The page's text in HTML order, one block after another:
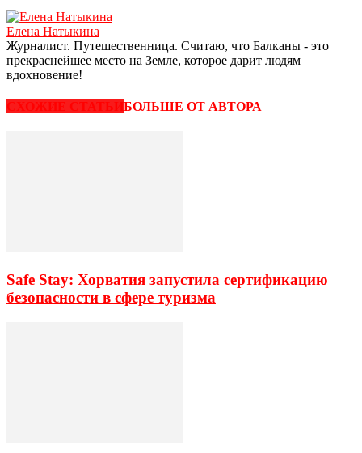
Елена Натыкина
Журналист. Путешественница. Считаю, что Балканы - это
прекраснейшее место на Земле, которое дарит людям
вдохновение!
СХОЖИЕ СТАТЬИБОЛЬШЕ ОТ АВТОРА
Safe Stay: Хорватия запустила сертификацию
безопасности в сфере туризма